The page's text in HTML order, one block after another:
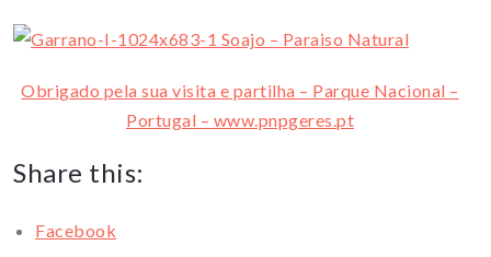
Obrigado pela sua visita e partilha – Parque Nacional –
Portugal – www.pnpgeres.pt
Share this:
Facebook